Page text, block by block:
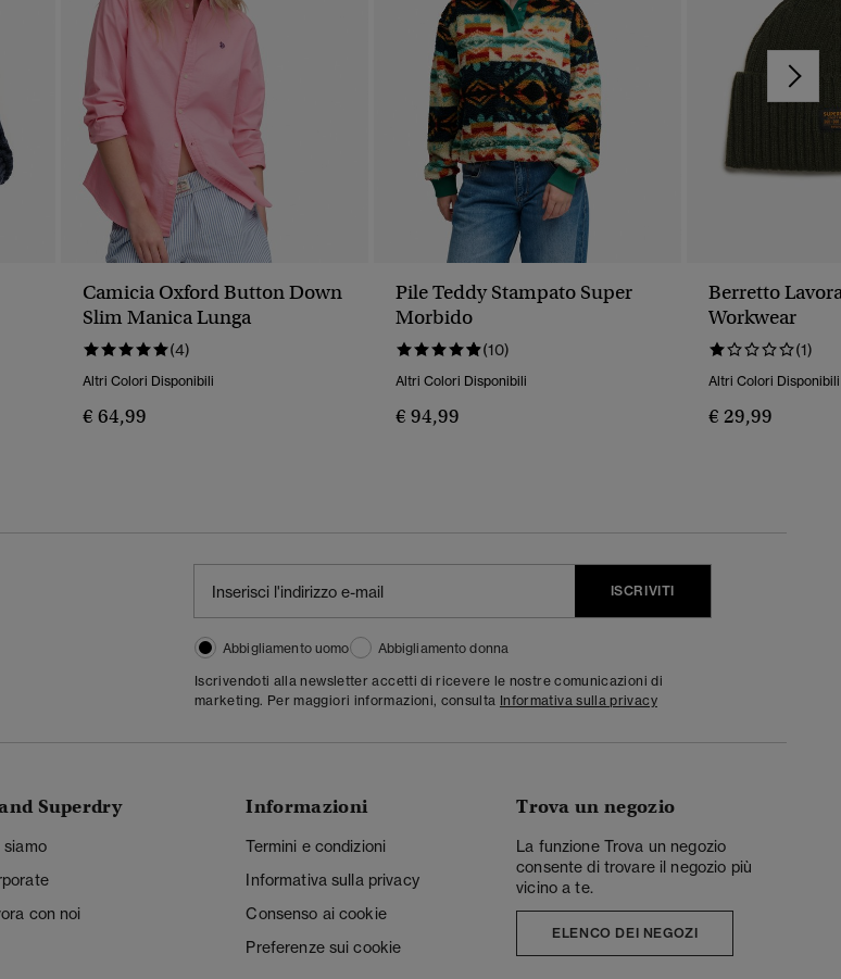
Camicia Oxford Button Down
Slim Manica Lunga
(4)
Altri Colori Disponibili
€ 64,99
Pile Teddy Stampato Super
Morbido
(10)
Altri Colori Disponibili
€ 94,99
Berretto
Workwear
(1)
Altri Colori Disponibili
€ 29,99
ISCRIVITI
Abbigliamento uomo
Abbigliamento donna
Iscrivendoti alla newsletter accetti di ricevere le nostre comunicazioni di
marketing. Per maggiori informazioni, consulta Informativa sulla privacy
Superdry
siamo
con noi
Informazioni
Termini e condizioni
Informativa sulla privacy
Consenso ai cookie
Preferenze sui cookie
Trova un negozio
La funzione Trova un negozio
consente di trovare il negozio più
vicino a te.
ELENCO DEI NEGOZI